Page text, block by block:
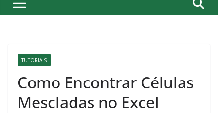
TUTORIAIS
Como Encontrar Células
Mescladas no Excel